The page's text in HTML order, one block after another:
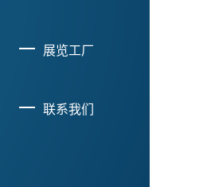
展览工厂
联系我们